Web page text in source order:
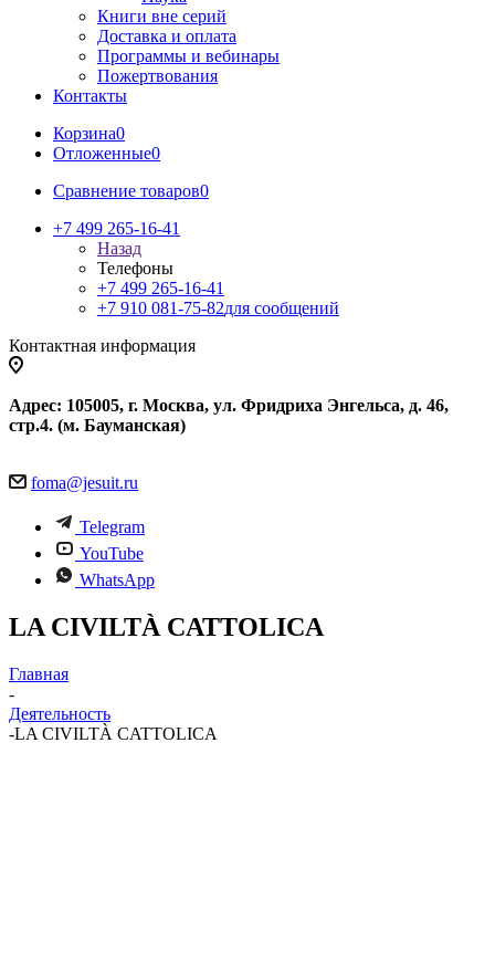
Книги вне серий
Доставка и оплата
Программы и вебинары
Пожертвования
Контакты
Корзина0
Отложенные0
Сравнение товаров0
+7 499 265-16-41
Назад
Телефоны
+7 499 265-16-41
+7 910 081-75-82для сообщений
Контактная информация
Адрес: 105005, г. Москва, ул. Фридриха Энгельса, д. 46,
стр.4. (м. Бауманская)
foma@jesuit.ru
Telegram
YouTube
WhatsApp
LA CIVILTÀ CATTOLICA
Главная
-
Деятельность
-LA CIVILTÀ CATTOLICA